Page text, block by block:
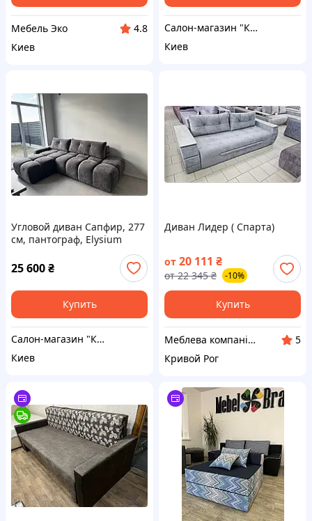
Мебель Эко
4.8
Киев
Салон-магазин "Красивый дом"
Киев
Угловой диван Сапфир, 277
см, пантограф, Elysium
25 600₴
Купить
Салон-магазин "Красивый дом"
Киев
Диван Лидер ( Спарта)
от 20 111 ₴
от 22 345 ₴ -10%
Купить
Меблева компанія "Мій Дім"
5
Кривой Рог